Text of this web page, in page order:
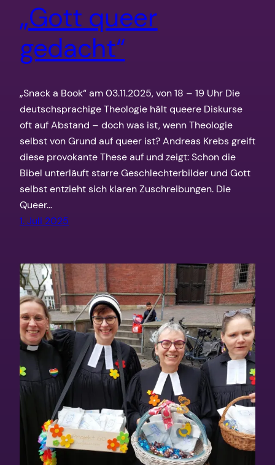
„Gott queer
gedacht“
„Snack a Book“ am 03.11.2025, von 18 – 19 Uhr Die
deutschsprachige Theologie hält queere Diskurse
oft auf Abstand – doch was ist, wenn Theologie
selbst von Grund auf queer ist? Andreas Krebs greift
diese provokante These auf und zeigt: Schon die
Bibel unterläuft starre Geschlechterbilder und Gott
selbst entzieht sich klaren Zuschreibungen. Die
Queer…
1. Juli 2025